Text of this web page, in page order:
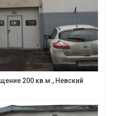
200 кв.м., Невский